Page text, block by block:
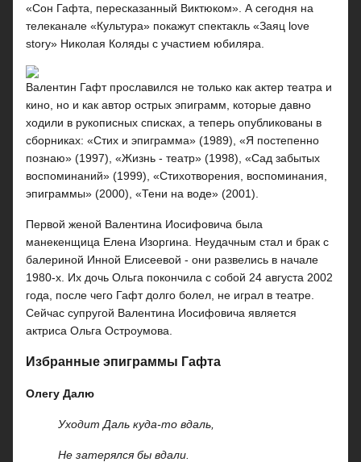
«Сон Гафта, пересказанный Виктюком». А сегодня на
телеканале «Культура» покажут спектакль «Заяц love
story» Николая Коляды с участием юбиляра.
Валентин Гафт прославился не только как актер театра и
кино, но и как автор острых эпиграмм, которые давно
ходили в рукописных списках, а теперь опубликованы в
сборниках: «Стих и эпиграмма» (1989), «Я постепенно
познаю» (1997), «Жизнь - театр» (1998), «Сад забытых
воспоминаний» (1999), «Стихотворения, воспоминания,
эпиграммы» (2000), «Тени на воде» (2001).
Первой женой Валентина Иосифовича была
манекенщица Елена Изоргина. Неудачным стал и брак с
балериной Инной Елисеевой - они развелись в начале
1980-х. Их дочь Ольга покончила с собой 24 августа 2002
года, после чего Гафт долго болел, не играл в театре.
Сейчас супругой Валентина Иосифовича является
актриса Ольга Остроумова.
Избранные эпиграммы Гафта
Олегу Далю
Уходит Даль куда-то вдаль,
Не затерялся бы вдали.